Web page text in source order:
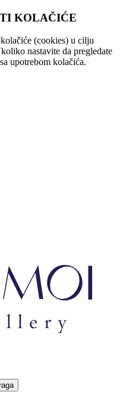
KOLAČIĆE
(cookies) u cilju
nastavite da pregledate
upotrebom kolačića.